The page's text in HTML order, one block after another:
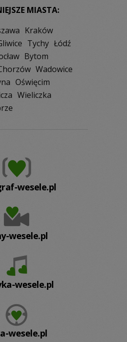
MIASTA:
Kraków
Tychy Łódź
Bytom
Wadowice
Oświęcim
Wieliczka
wesele.pl
wesele.pl
wesele.pl
wesele.pl